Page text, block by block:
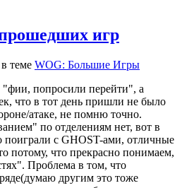
игр
теме WOG: Большие Игры
попросили перейти", а
что в тот день пришли не было
атаке, не помню точно.
по отделениям нет, вот в
с GHOST-ами, отличные
потому, что прекрасно понимаем,
Проблема в том, что
другим это тоже